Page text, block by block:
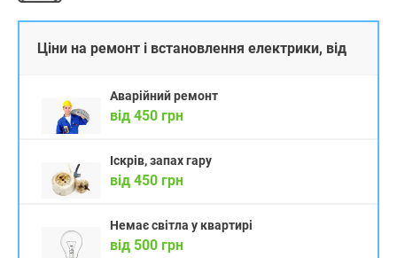
Ціни на ремонт і встановлення електрики, від
Аварійний ремонт
від 450 грн
Іскрів, запах гару
від 450 грн
Немає світла у квартирі
від 500 грн